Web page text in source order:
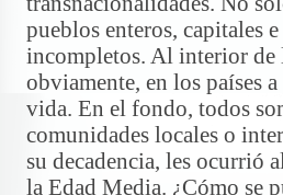
pueblos enteros, capitales
incompletos. Al interior de
obviamente, en los países
vida. En el fondo, todos
comunidades locales o
su decadencia, les ocurrió
la Edad Media. ¿Cómo se